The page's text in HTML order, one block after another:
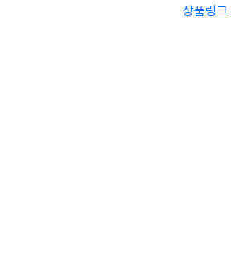
상품링크